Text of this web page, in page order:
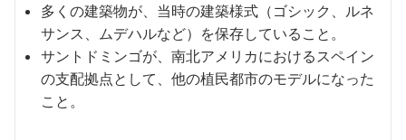
多くの建築物が、当時の建築様式（ゴシック、ルネ
サンス、ムデハルなど）を保存していること。
サントドミンゴが、南北アメリカにおけるスペイン
の支配拠点として、他の植民都市のモデルになった
こと。